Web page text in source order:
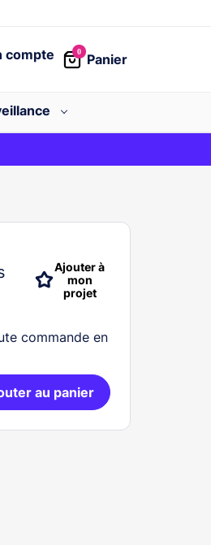
0
Panier
compte
Ajouter à
mon
projet
commande en
au panier